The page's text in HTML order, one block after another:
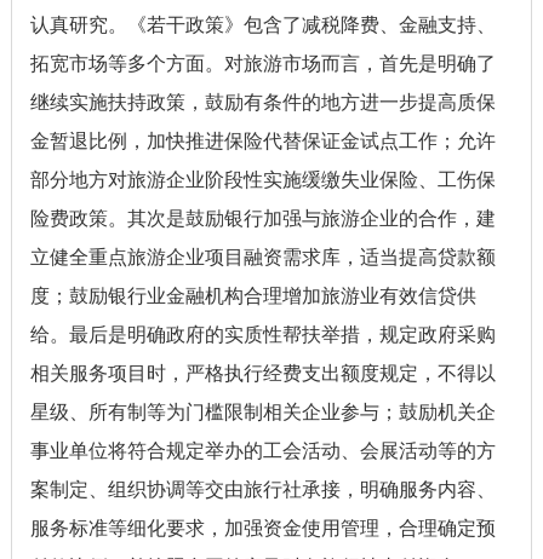
认真研究。《若干政策》包含了减税降费、金融支持、
拓宽市场等多个方面。对旅游市场而言，首先是明确了
继续实施扶持政策，鼓励有条件的地方进一步提高质保
金暂退比例，加快推进保险代替保证金试点工作；允许
部分地方对旅游企业阶段性实施缓缴失业保险、工伤保
险费政策。其次是鼓励银行加强与旅游企业的合作，建
立健全重点旅游企业项目融资需求库，适当提高贷款额
度；鼓励银行业金融机构合理增加旅游业有效信贷供
给。最后是明确政府的实质性帮扶举措，规定政府采购
相关服务项目时，严格执行经费支出额度规定，不得以
星级、所有制等为门槛限制相关企业参与；鼓励机关企
事业单位将符合规定举办的工会活动、会展活动等的方
案制定、组织协调等交由旅行社承接，明确服务内容、
服务标准等细化要求，加强资金使用管理，合理确定预